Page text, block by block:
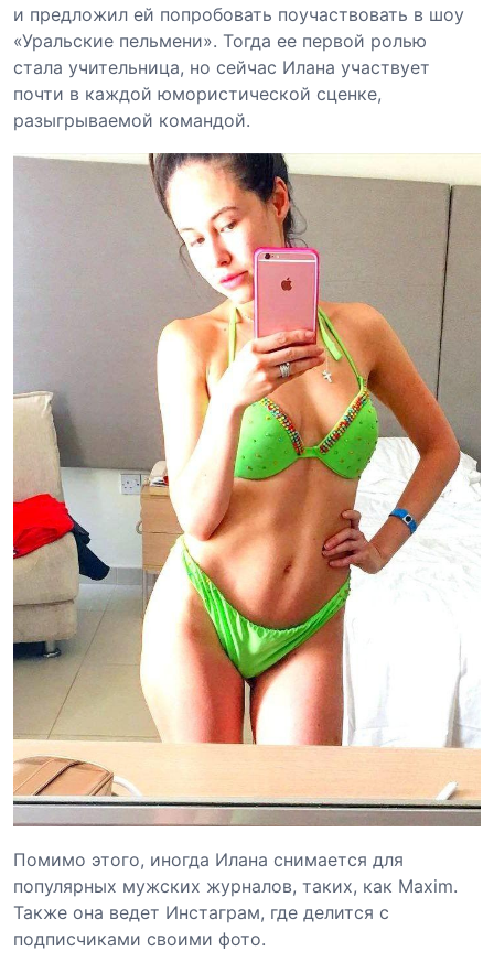
и предложил ей попробовать поучаствовать в шоу
«Уральские пельмени». Тогда ее первой ролью
стала учительница, но сейчас Илана участвует
почти в каждой юмористической сценке,
разыгрываемой командой.
Помимо этого, иногда Илана снимается для
популярных мужских журналов, таких, как Maxim.
Также она ведет Инстаграм, где делится с
подписчиками своими фото.